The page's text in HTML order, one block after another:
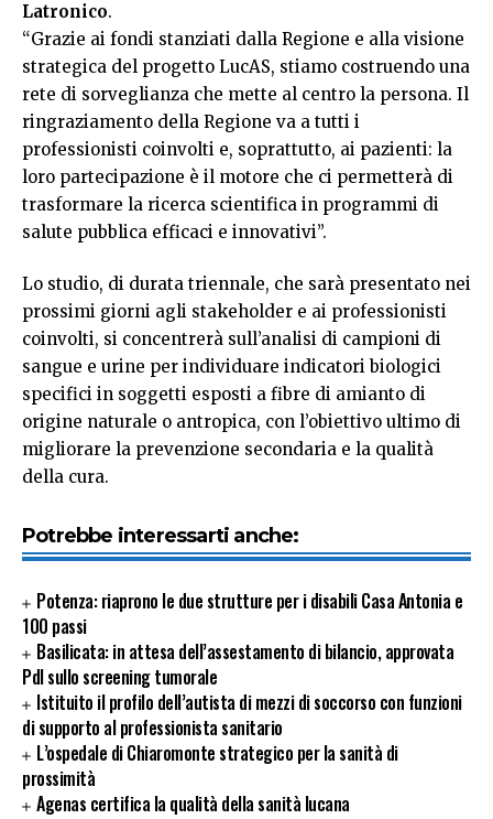
Latronico.
“Grazie ai fondi stanziati dalla Regione e alla visione
strategica del progetto LucAS, stiamo costruendo una
rete di sorveglianza che mette al centro la persona. Il
ringraziamento della Regione va a tutti i
professionisti coinvolti e, soprattutto, ai pazienti: la
loro partecipazione è il motore che ci permetterà di
trasformare la ricerca scientifica in programmi di
salute pubblica efficaci e innovativi”.
Lo studio, di durata triennale, che sarà presentato nei
prossimi giorni agli stakeholder e ai professionisti
coinvolti, si concentrerà sull’analisi di campioni di
sangue e urine per individuare indicatori biologici
specifici in soggetti esposti a fibre di amianto di
origine naturale o antropica, con l’obiettivo ultimo di
migliorare la prevenzione secondaria e la qualità
della cura.
Potrebbe interessarti anche:
Potenza: riaprono le due strutture per i disabili Casa Antonia e
100 passi
Basilicata: in attesa dell’assestamento di bilancio, approvata
Pdl sullo screening tumorale
Istituito il profilo dell’autista di mezzi di soccorso con funzioni
di supporto al professionista sanitario
L’ospedale di Chiaromonte strategico per la sanità di
prossimità
Agenas certifica la qualità della sanità lucana